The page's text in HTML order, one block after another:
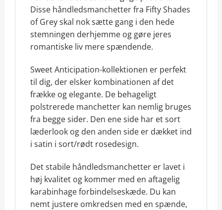
Disse håndledsmanchetter fra Fifty Shades
of Grey skal nok sætte gang i den hede
stemningen derhjemme og gøre jeres
romantiske liv mere spændende.
Sweet Anticipation-kollektionen er perfekt
til dig, der elsker kombinationen af det
frække og elegante. De behageligt
polstrerede manchetter kan nemlig bruges
fra begge sider. Den ene side har et sort
læderlook og den anden side er dækket ind
i satin i sort/rødt rosedesign.
Det stabile håndledsmanchetter er lavet i
høj kvalitet og kommer med en aftagelig
karabinhage forbindelseskæde. Du kan
nemt justere omkredsen med en spænde,